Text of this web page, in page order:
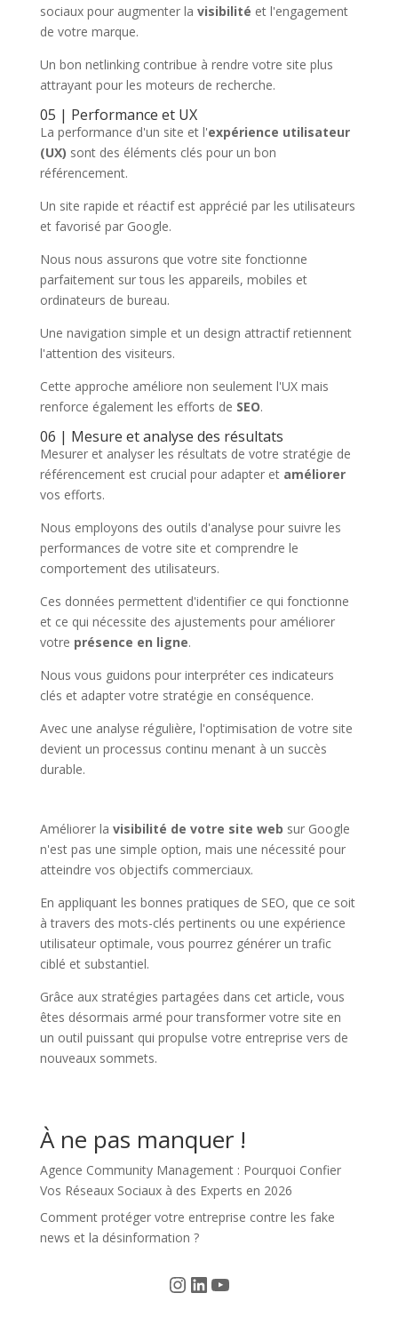
sociaux pour augmenter la visibilité et l'engagement
de votre marque.
Un bon netlinking contribue à rendre votre site plus
attrayant pour les moteurs de recherche.
05 | Performance et UX
La performance d'un site et l'expérience utilisateur
(UX) sont des éléments clés pour un bon
référencement.
Un site rapide et réactif est apprécié par les utilisateurs
et favorisé par Google.
Nous nous assurons que votre site fonctionne
parfaitement sur tous les appareils, mobiles et
ordinateurs de bureau.
Une navigation simple et un design attractif retiennent
l'attention des visiteurs.
Cette approche améliore non seulement l'UX mais
renforce également les efforts de SEO.
06 | Mesure et analyse des résultats
Mesurer et analyser les résultats de votre stratégie de
référencement est crucial pour adapter et améliorer
vos efforts.
Nous employons des outils d'analyse pour suivre les
performances de votre site et comprendre le
comportement des utilisateurs.
Ces données permettent d'identifier ce qui fonctionne
et ce qui nécessite des ajustements pour améliorer
votre présence en ligne.
Nous vous guidons pour interpréter ces indicateurs
clés et adapter votre stratégie en conséquence.
Avec une analyse régulière, l'optimisation de votre site
devient un processus continu menant à un succès
durable.
Améliorer la visibilité de votre site web sur Google
n'est pas une simple option, mais une nécessité pour
atteindre vos objectifs commerciaux.
En appliquant les bonnes pratiques de SEO, que ce soit
à travers des mots-clés pertinents ou une expérience
utilisateur optimale, vous pourrez générer un trafic
ciblé et substantiel.
Grâce aux stratégies partagées dans cet article, vous
êtes désormais armé pour transformer votre site en
un outil puissant qui propulse votre entreprise vers de
nouveaux sommets.
À ne pas manquer !
Agence Community Management : Pourquoi Confier
Vos Réseaux Sociaux à des Experts en 2026
Comment protéger votre entreprise contre les fake
news et la désinformation ?
Instagram
LinkedIn
YouTube